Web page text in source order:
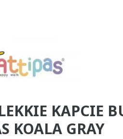
KAPCIE
KOALA GRAY